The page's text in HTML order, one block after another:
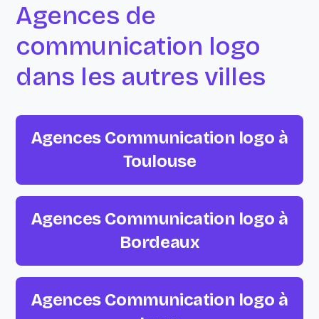
Agences de
communication logo
dans les autres villes
Agences Communication logo à
Toulouse
Agences Communication logo à
Bordeaux
Agences Communication logo à